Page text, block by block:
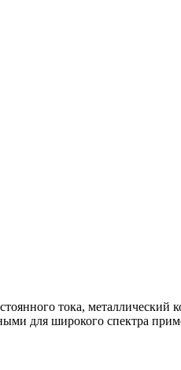
тока, металлический
для широкого спектра